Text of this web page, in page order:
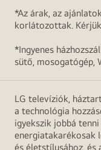
*Az árak, az
korlátozottak.
*Ingyenes
sütő, mosogatógép,
LG televíziók,
a technológia
igyekszik jobbá
energiatakarékosak
és életstílusához, és